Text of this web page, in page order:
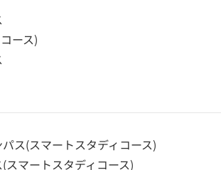
ース)
ス(スマートスタディコース)
マートスタディコース)